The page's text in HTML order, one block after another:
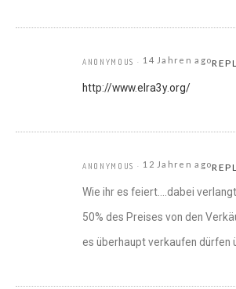
ANONYMOUS 14 Jahren ago
http://www.elra3y.org/
ANONYMOUS 12 Jahren ago
Wie ihr es feiert….dabei
50% des Preises von den
es überhaupt verkaufen dürfen